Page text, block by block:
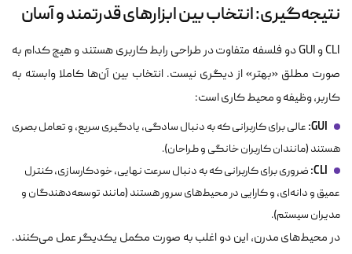
نتیجه‌گیری: انتخاب بین ابزارهای قدرتمند و آسان
CLI و GUI دو فلسفه متفاوت در طراحی رابط کاربری هستند و هیچ کدام به
صورت مطلق «بهتر» از دیگری نیست. انتخاب بین آن‌ها کاملا وابسته به
کاربر، وظیفه و محیط کاری است:
GUI: عالی برای کاربرانی که به دنبال سادگی، یادگیری سریع، و تعامل بصری
هستند (مانندان کاربران خانگی و طراحان).
CLI: ضروری برای کاربرانی که به دنبال سرعت نهایی، خودکارسازی، کنترل
عمیق و دانه‌ای، و کارایی در محیط‌های سرور هستند (مانند توسعه‌دهندگان و
مدیران سیستم).
در محیط‌های مدرن، این دو اغلب به صورت مکمل یکدیگر عمل می‌کنند.